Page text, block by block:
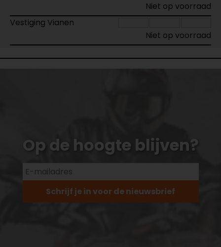
Niet op voorraad
Vestiging Vianen
Niet op voorraad
Op de hoogte blijven?
Schrijf je in voor de nieuwsbrief